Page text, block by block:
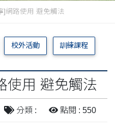
]網路使用 避免觸法
校外活動 訓練課程
使用 避免觸法
分類 : 點閱 : 550